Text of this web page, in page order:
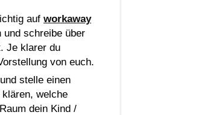
auf workaway
schreibe über
Je klarer du
von euch.
stelle einen
welche
dein Kind /